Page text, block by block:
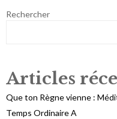
Rechercher
Articles
Que ton Règne vienne :
Temps Ordinaire A